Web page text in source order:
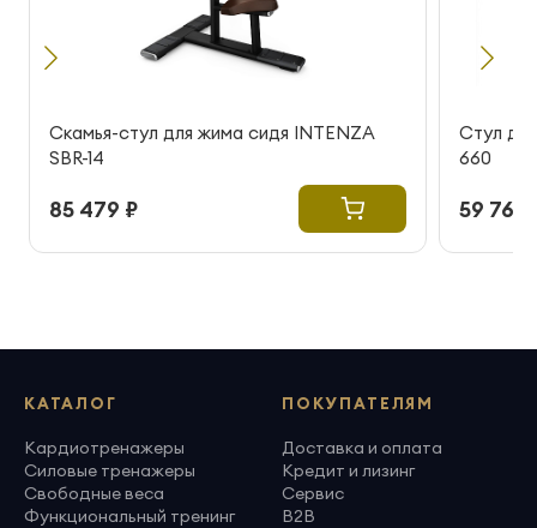
Скамья-стул для жима сидя INTENZA
SBR-14
85 479 ₽
Стул
660
59 762
КАТАЛОГ
Кардиотренажеры
Силовые тренажеры
Свободные веса
Функциональный тренинг
ПОКУПАТЕЛЯМ
Доставка и оплата
Кредит и лизинг
Сервис
B2B